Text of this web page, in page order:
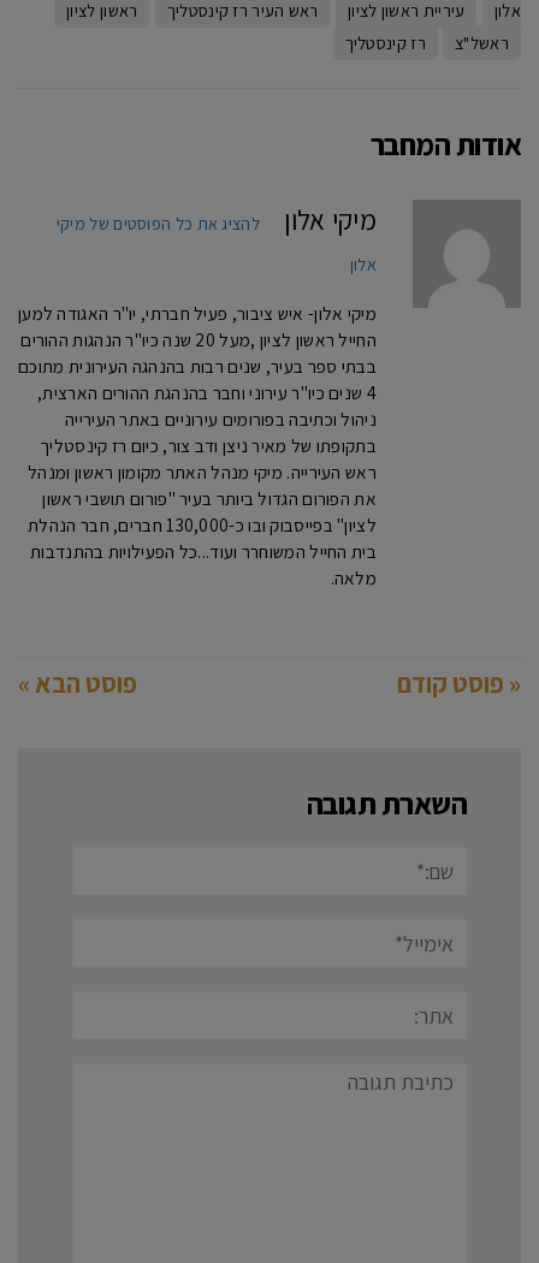
אלון
עיריית ראשון לציון ראש העיר רז קינסטליך
ראשון לציון
ראשל"צ
רז קינסטליך
אודות המחבר
מיקי אלון
להציג את כל הפוסטים של מיקי
אלון
מיקי אלון- איש ציבור, פעיל חברתי, יו"ר האגודה למען
החייל ראשון לציון ,מעל 20 שנה כיו"ר הנהגות ההורים
בבתי ספר בעיר, שנים רבות בהנהגה העירונית מתוכם
4 שנים כיו"ר עירוני וחבר בהנהגת ההורים הארצית,
ניהול וכתיבה בפורומים עירוניים באתר העירייה
בתקופתו של מאיר ניצן ודב צור, כיום רז קינסטליך
ראש העירייה. מיקי מנהל האתר מקומון ראשון ומנהל
את הפורום הגדול ביותר בעיר "פורום תושבי ראשון
לציון" בפייסבוק ובו כ-130,000 חברים, חבר הנהלת
בית החייל המשוחרר ועוד...כל הפעילויות בהתנדבות
מלאה.
« פוסט קודם פוסט הבא »
השארת תגובה
תגובה